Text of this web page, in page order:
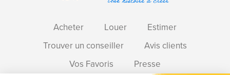
Acheter Louer
Estimer
Trouver un conseiller
Avis clients
Vos Favoris
Presse